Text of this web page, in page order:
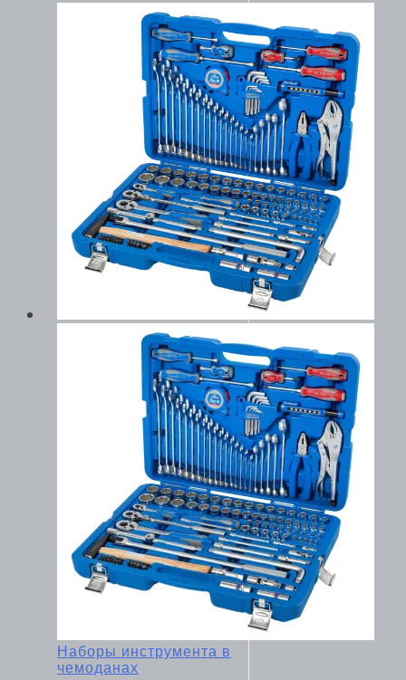
Наборы инструмента в
чемоданах